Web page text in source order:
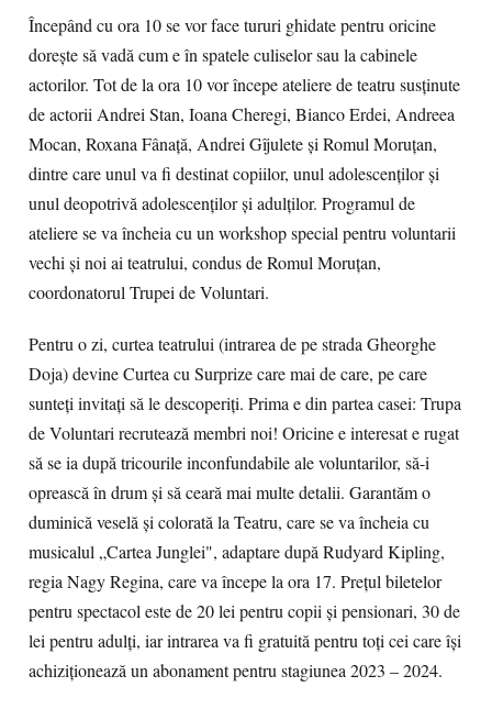
Începând cu ora 10 se vor face tururi ghidate pentru oricine
dorește să vadă cum e în spatele culiselor sau la cabinele
actorilor. Tot de la ora 10 vor începe ateliere de teatru susținute
de actorii Andrei Stan, Ioana Cheregi, Bianco Erdei, Andreea
Mocan, Roxana Fânață, Andrei Gîjulete și Romul Moruțan,
dintre care unul va fi destinat copiilor, unul adolescenților și
unul deopotrivă adolescenților și adulților. Programul de
ateliere se va încheia cu un workshop special pentru voluntarii
vechi și noi ai teatrului, condus de Romul Moruțan,
coordonatorul Trupei de Voluntari.
Pentru o zi, curtea teatrului (intrarea de pe strada Gheorghe
Doja) devine Curtea cu Surprize care mai de care, pe care
sunteți invitați să le descoperiți. Prima e din partea casei: Trupa
de Voluntari recrutează membri noi! Oricine e interesat e rugat
să se ia după tricourile inconfundabile ale voluntarilor, să-i
oprească în drum și să ceară mai multe detalii. Garantăm o
duminică veselă și colorată la Teatru, care se va încheia cu
musicalul „Cartea Junglei", adaptare după Rudyard Kipling,
regia Nagy Regina, care va începe la ora 17. Prețul biletelor
pentru spectacol este de 20 lei pentru copii și pensionari, 30 de
lei pentru adulți, iar intrarea va fi gratuită pentru toți cei care își
achiziționează un abonament pentru stagiunea 2023 – 2024.